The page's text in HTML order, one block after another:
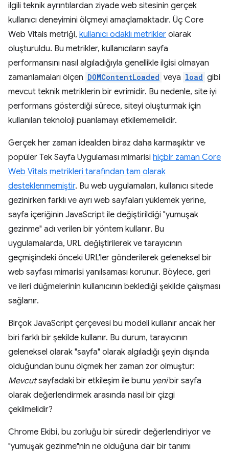
ilgili teknik ayrıntılardan ziyade web sitesinin gerçek
kullanıcı deneyimini ölçmeyi amaçlamaktadır. Üç Core
Web Vitals metriği, kullanıcı odaklı metrikler olarak
oluşturuldu. Bu metrikler, kullanıcıların sayfa
performansını nasıl algıladığıyla genellikle ilgisi olmayan
zamanlamaları ölçen DOMContentLoaded veya load gibi
mevcut teknik metriklerin bir evrimidir. Bu nedenle, site iyi
performans gösterdiği sürece, siteyi oluşturmak için
kullanılan teknoloji puanlamayı etkilememelidir.
Gerçek her zaman idealden biraz daha karmaşıktır ve
popüler Tek Sayfa Uygulaması mimarisi hiçbir zaman Core
Web Vitals metrikleri tarafından tam olarak
desteklenmemiştir. Bu web uygulamaları, kullanıcı sitede
gezinirken farklı ve ayrı web sayfaları yüklemek yerine,
sayfa içeriğinin JavaScript ile değiştirildiği "yumuşak
gezinme" adı verilen bir yöntem kullanır. Bu
uygulamalarda, URL değiştirilerek ve tarayıcının
geçmişindeki önceki URL'ler gönderilerek geleneksel bir
web sayfası mimarisi yanılsaması korunur. Böylece, geri
ve ileri düğmelerinin kullanıcının beklediği şekilde çalışması
sağlanır.
Birçok JavaScript çerçevesi bu modeli kullanır ancak her
biri farklı bir şekilde kullanır. Bu durum, tarayıcının
geleneksel olarak "sayfa" olarak algıladığı şeyin dışında
olduğundan bunu ölçmek her zaman zor olmuştur:
Mevcutsayfadaki bir etkileşim ile bunu yenibir sayfa
olarak değerlendirmek arasında nasıl bir çizgi
çekilmelidir?
Chrome Ekibi, bu zorluğu bir süredir değerlendiriyor ve
"yumuşak gezinme"nin ne olduğuna dair bir tanımı